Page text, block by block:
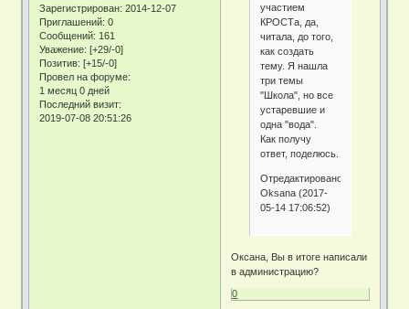
Зарегистрирован: 2014-12-07
Приглашений: 0
Сообщений: 161
Уважение: [+29/-0]
Позитив: [+15/-0]
Провел на форуме:
1 месяц 0 дней
Последний визит:
2019-07-08 20:51:26
участием
КРОСТа, да,
читала, до того,
как создать
тему. Я нашла
три темы
"Школа", но все
устаревшие и
одна "вода".
Как получу
ответ, поделюсь.
Отредактировано
Oksana (2017-
05-14 17:06:52)
Оксана, Вы в итоге написали
в администрацию?
0